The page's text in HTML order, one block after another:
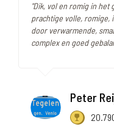
"Dik, vol en romig in het
prachtige volle, romige,
door verwarmende,
complex en goed
Peter